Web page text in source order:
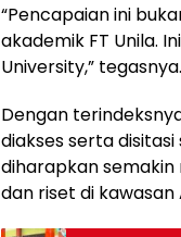
“Pencapaian ini
akademik FT Unila.
University,” tegasnya.
Dengan
diakses serta
diharapkan semakin
dan riset di